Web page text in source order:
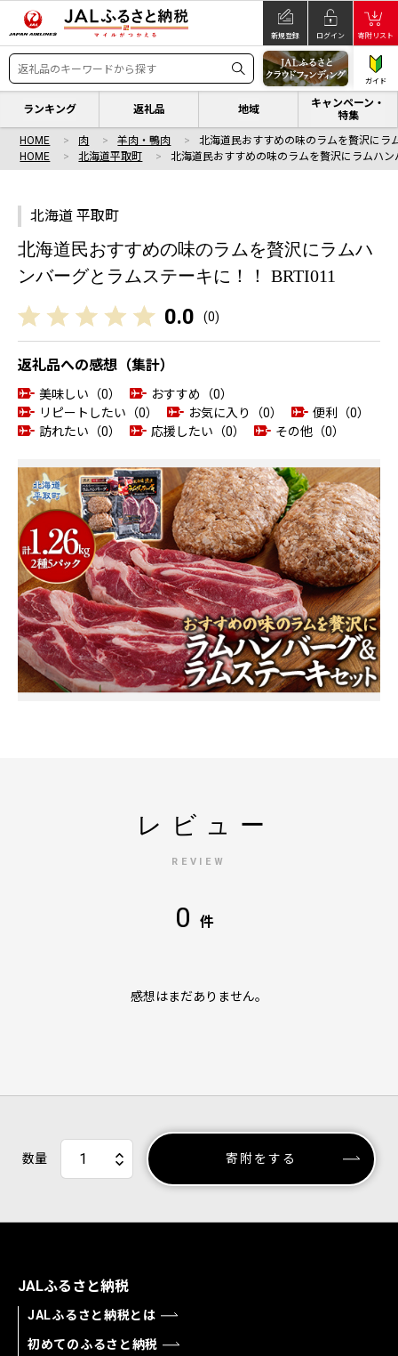
新規登録 ログイン 寄附リスト
ガイド
ランキング 返礼品 地域
キャンペーン・
特集
HOME 肉 羊肉・鴨肉
北海道民おすすめの味のラムを贅沢にラ
HOME
北海道平取町 北海道民おすすめの味のラムを贅沢にラムハ
北海道 平取町
北海道民おすすめの味のラムを贅沢にラムハ
ンバーグとラムステーキに！！ BRTI011
0.0 (0)
返礼品への感想（集計）
美味しい（0）
おすすめ（0）
リピートしたい（0）
お気に入り（0）
便利（0）
訪れたい（0）
応援したい（0） その他（0）
レビュー
REVIEW
0 件
感想はまだありません。
数量 寄附をする
JALふるさと納税
JALふるさと納税とは
初めてのふるさと納税